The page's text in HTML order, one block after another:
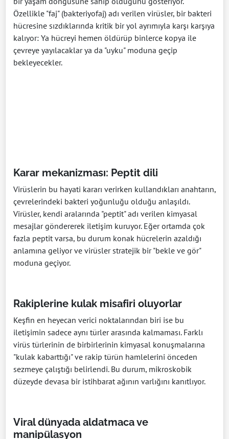
Özellikle "faj" (bakteriyofaj) adı verilen virüsler, bir bakteri
hücresine sızdıklarında kritik bir yol ayrımıyla karşı karşıya
kalıyor: Ya hücreyi hemen öldürüp binlerce kopya ile
çevreye yayılacaklar ya da "uyku" moduna geçip
bekleyecekler.
Karar mekanizması: Peptit dili
Virüslerin bu hayati kararı verirken kullandıkları anahtarın,
çevrelerindeki bakteri yoğunluğu olduğu anlaşıldı.
Virüsler, kendi aralarında "peptit" adı verilen kimyasal
mesajlar göndererek iletişim kuruyor. Eğer ortamda çok
fazla peptit varsa, bu durum konak hücrelerin azaldığı
anlamına geliyor ve virüsler stratejik bir "bekle ve gör"
moduna geçiyor.
Rakiplerine kulak misafiri oluyorlar
Keşfin en heyecan verici noktalarından biri ise bu
iletişimin sadece aynı türler arasında kalmaması. Farklı
virüs türlerinin de birbirlerinin kimyasal konuşmalarına
"kulak kabarttığı" ve rakip türün hamlelerini önceden
sezmeye çalıştığı belirlendi. Bu durum, mikroskobik
düzeyde devasa bir istihbarat ağının varlığını kanıtlıyor.
Viral dünyada aldatmaca ve
manipülasyon